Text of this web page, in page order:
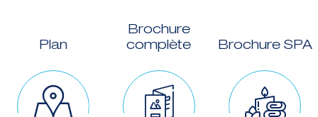
Plan
Brochure
complète
Brochure SPA